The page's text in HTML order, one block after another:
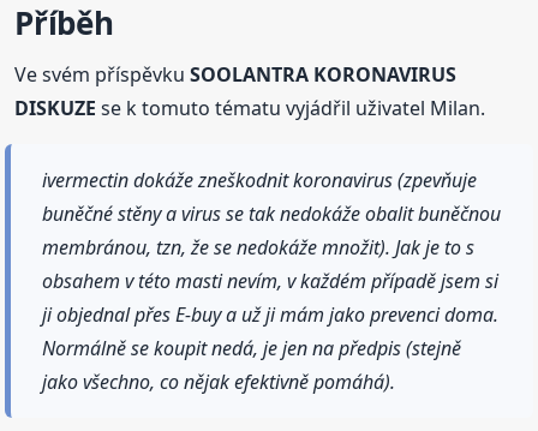
Příběh
Ve svém příspěvkuSOOLANTRA KORONAVIRUS
DISKUZE se k tomuto tématu vyjádřil uživatel Milan.
ivermectin dokáže zneškodnit koronavirus (zpevňuje
buněčné stěny a virus se tak nedokáže obalit buněčnou
membránou, tzn, že se nedokáže množit). Jak je to s
obsahem v této masti nevím, v každém případě jsem si
ji objednal přes E-buy a už ji mám jako prevenci doma.
Normálně se koupit nedá, je jen na předpis (stejně
jako všechno, co nějak efektivně pomáhá).